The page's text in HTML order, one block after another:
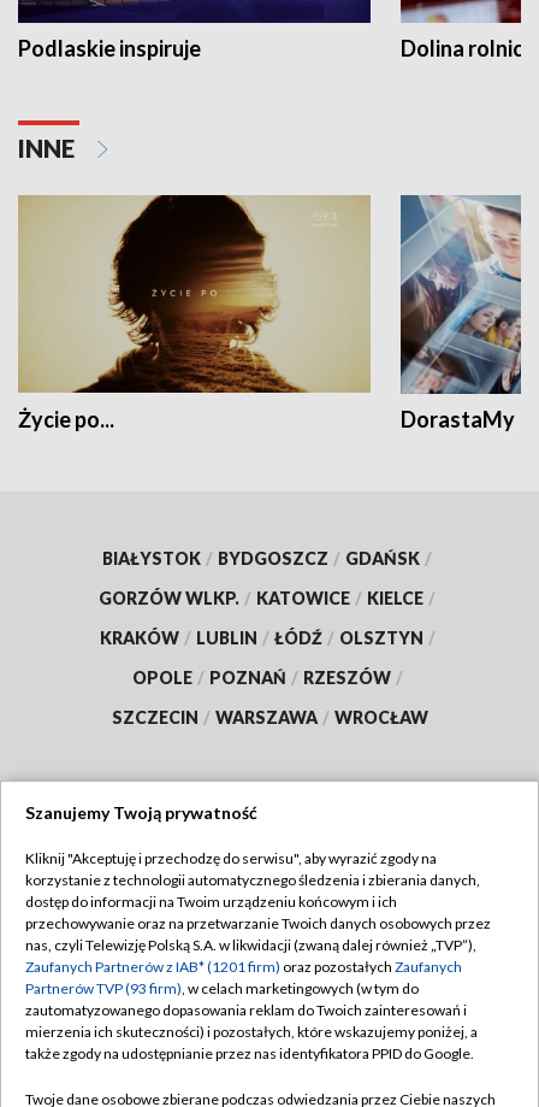
Podlaskie inspiruje Dolina
INNE
Życie po... DorastaMy
BIAŁYSTOK / BYDGOSZCZ / GDAŃSK /
GORZÓW WLKP. / KATOWICE / KIELCE /
KRAKÓW / LUBLIN / ŁÓDŹ / OLSZTYN /
OPOLE / POZNAŃ / RZESZÓW /
SZCZECIN / WARSZAWA / WROCŁAW
TVP
Abonament TVP
Emisja w TVP
Centrum informacji TVP
Naziemna Telewizja Cyfrowa
Regulamin TVP
Polityka prywatności
Moje zgody
Pomoc
Szanujemy Twoją prywatność
Kliknij "Akceptuję i przechodzę do serwisu", aby wyrazić zgody na
korzystanie z technologii automatycznego śledzenia i zbierania danych,
dostęp do informacji na Twoim urządzeniu końcowym i ich
przechowywanie oraz na przetwarzanie Twoich danych osobowych przez
nas, czyli Telewizję Polską S.A. w likwidacji (zwaną dalej również „TVP”),
Zaufanych Partnerów z IAB* (1201 firm) oraz pozostałych Zaufanych
Partnerów TVP (93 firm), w celach marketingowych (w tym do
zautomatyzowanego dopasowania reklam do Twoich zainteresowań i
mierzenia ich skuteczności) i pozostałych, które wskazujemy poniżej, a
także zgody na udostępnianie przez nas identyfikatora PPID do Google.
Twoje dane osobowe zbierane podczas odwiedzania przez Ciebie naszych